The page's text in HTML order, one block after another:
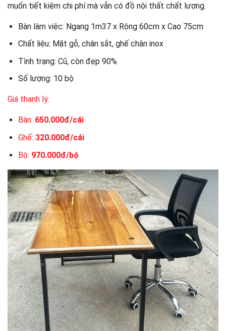
muốn tiết kiệm chi phí mà vẫn có đồ nội thất chất lượng.
Bàn làm việc: Ngang 1m37 x Rộng 60cm x Cao 75cm
Chất liệu: Mặt gỗ, chân sắt, ghế chân inox
Tình trạng: Cũ, còn đẹp 90%
Số lượng: 10 bộ
Giá thanh lý:
Bàn: 650.000đ/cái
Ghế: 320.000đ/cái
Bộ: 970.000đ/bộ